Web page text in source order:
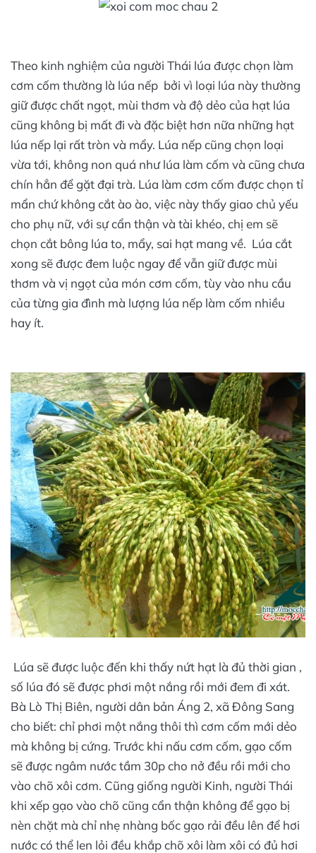
Theo kinh nghiệm của người Thái lúa được chọn làm
cơm cốm thường là lúa nếp bởi vì loại lúa này thường
giữ được chất ngọt, mùi thơm và độ dẻo của hạt lúa
cũng không bị mất đi và đặc biệt hơn nữa những hạt
lúa nếp lại rất tròn và mẩy. Lúa nếp cũng chọn loại
vừa tới, không non quá như lúa làm cốm và cũng chưa
chín hẳn để gặt đại trà. Lúa làm cơm cốm được chọn tỉ
mẩn chứ không cắt ào ào, việc này thấy giao chủ yếu
cho phụ nữ, với sự cẩn thận và tài khéo, chị em sẽ
chọn cắt bông lúa to, mẩy, sai hạt mang về. Lúa cắt
xong sẽ được đem luộc ngay để vẫn giữ được mùi
thơm và vị ngọt của món cơm cốm, tùy vào nhu cầu
của từng gia đình mà lượng lúa nếp làm cốm nhiều
hay ít.
Lúa sẽ được luộc đến khi thấy nứt hạt là đủ thời gian ,
số lúa đó sẽ được phơi một nắng rồi mới đem đi xát.
Bà Lò Thị Biên, người dân bản Áng 2, xã Đông Sang
cho biết: chỉ phơi một nắng thôi thì cơm cốm mới dẻo
mà không bị cứng. Trước khi nấu cơm cốm, gạo cốm
sẽ được ngâm nước tầm 30p cho nở đều rồi mới cho
vào chõ xôi cơm. Cũng giống người Kinh, người Thái
khi xếp gạo vào chõ cũng cẩn thận không để gạo bị
nèn chặt mà chỉ nhẹ nhàng bốc gạo rải đều lên để hơi
nước có thể len lỏi đều khắp chõ xôi làm xôi có đủ hơi